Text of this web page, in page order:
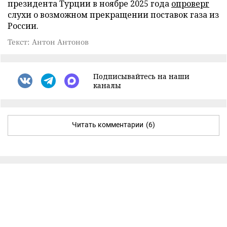
президента Турции в ноябре 2025 года опроверг
слухи о возможном прекращении поставок газа из
России.
Текст: Антон Антонов
Подписывайтесь на наши
каналы
Читать комментарии (6)